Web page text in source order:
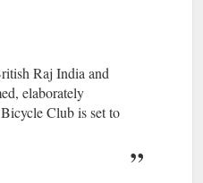
Raj India and
elaborately
Club is set to